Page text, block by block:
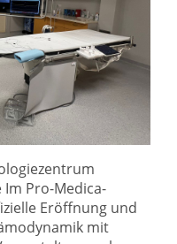
Im Pro-Medica-
Eröffnung und
mit